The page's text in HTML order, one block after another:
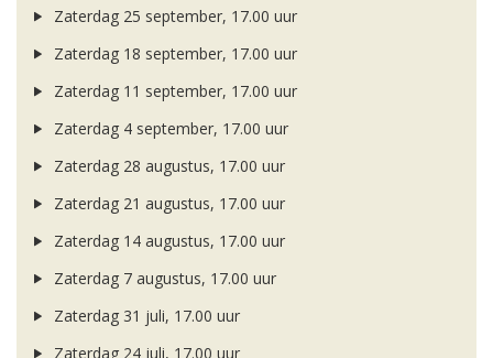
Zaterdag 25 september, 17.00 uur
Zaterdag 18 september, 17.00 uur
Zaterdag 11 september, 17.00 uur
Zaterdag 4 september, 17.00 uur
Zaterdag 28 augustus, 17.00 uur
Zaterdag 21 augustus, 17.00 uur
Zaterdag 14 augustus, 17.00 uur
Zaterdag 7 augustus, 17.00 uur
Zaterdag 31 juli, 17.00 uur
Zaterdag 24 juli, 17.00 uur